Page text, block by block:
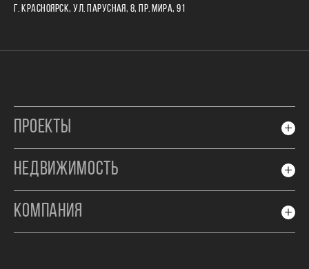
Г. КРАСНОЯРСК, УЛ. ПАРУСНАЯ, 8, ПР. МИРА, 91
ПРОЕКТЫ
НЕДВИЖИМОСТЬ
КОМПАНИЯ